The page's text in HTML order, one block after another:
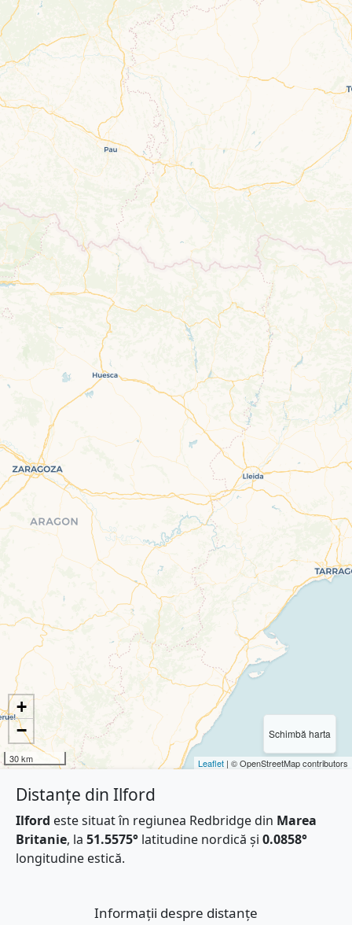
Schimbă harta
+
−
30 km Leaflet | © OpenStreetMap contributors
Distanțe din Ilford
Ilford este situat în regiunea Redbridge din Marea
Britanie, la 51.5575° latitudine nordică și 0.0858°
longitudine estică.
Informații despre distanțe